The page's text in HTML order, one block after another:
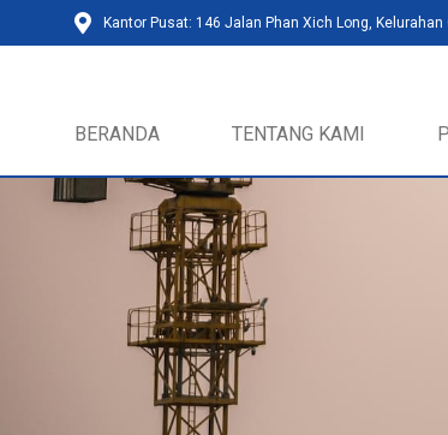
Kantor Pusat: 146 Jalan Phan Xich Long,
BERANDA TENTANG KAMI